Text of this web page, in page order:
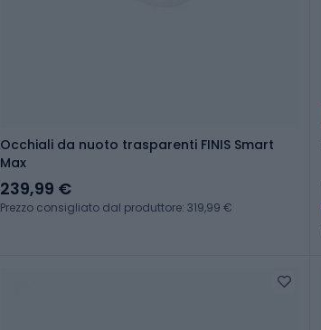
Occhiali da nuoto trasparenti FINIS Smart
Max
239,99 €
Prezzo consigliato dal produttore: 319,99 €